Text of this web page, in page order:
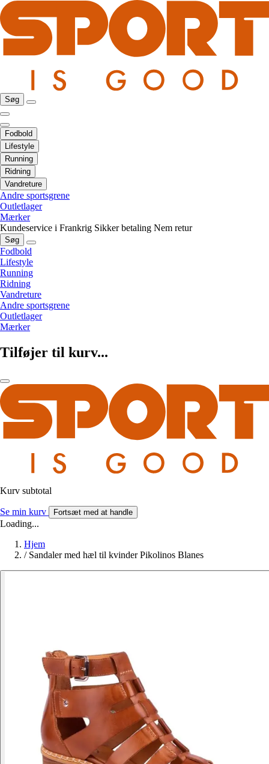
Søg
Fodbold
Lifestyle
Running
Ridning
Vandreture
Andre sportsgrene
Outletlager
Mærker
Kundeservice i Frankrig Sikker betaling Nem retur
Søg
Fodbold
Lifestyle
Running
Ridning
Vandreture
Andre sportsgrene
Outletlager
Mærker
Tilføjer til kurv...
Kurv subtotal
Se min kurv Fortsæt med at handle
Loading...
Hjem
/ Sandaler med hæl til kvinder Pikolinos Blanes